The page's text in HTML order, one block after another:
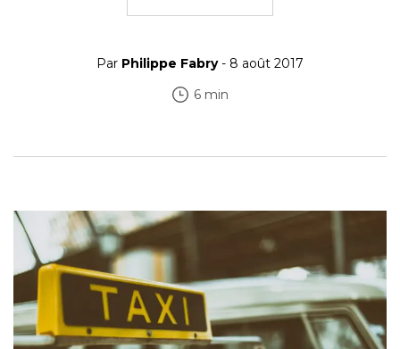
Par Philippe Fabry- 8 août 2017
6 min